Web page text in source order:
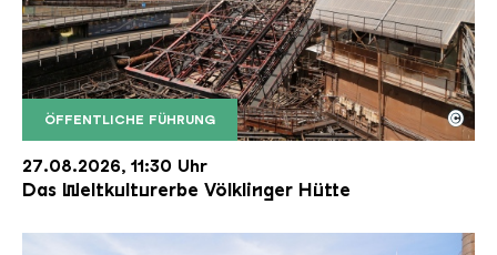
ÖFFENTLICHE FÜHRUNG
Der Erzschrägaufzug der Völklinger Hütte mit
Copyright: Weltkulturerbe Völklinger Hütte | Karl
©
27.08.2026, 11:30 Uhr
Das Weltkulturerbe Völklinger Hütte